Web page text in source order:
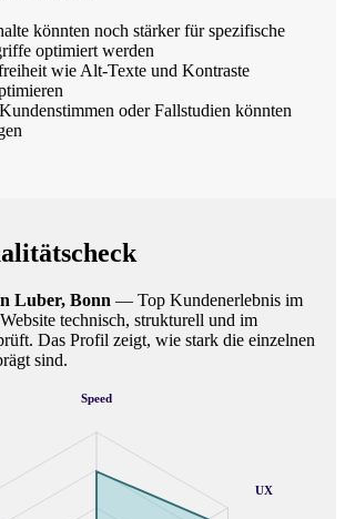
könnten noch stärker für spezifische
optimiert werden
wie Alt-Texte und Kontraste
oder Fallstudien könnten
Luber, Bonn — Top Kundenerlebnis im
technisch, strukturell und im
Das Profil zeigt, wie stark die einzelnen
sind.
Speed
UX